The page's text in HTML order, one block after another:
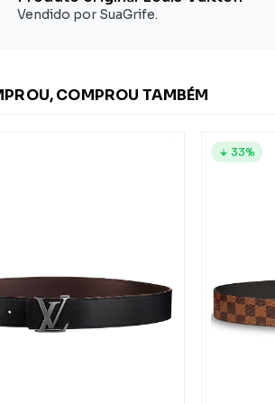
Vendido por SuaGrife.
COMPROU TAMBÉM
33%